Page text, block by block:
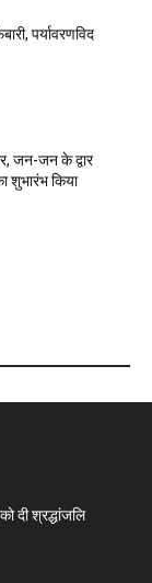
पर्यावरणविद
जन-जन के द्वार
शुभारंभ किया
दी श्रद्धांजलि